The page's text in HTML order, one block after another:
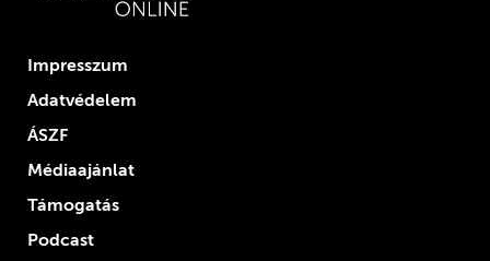
Impresszum
Adatvédelem
ÁSZF
Médiaajánlat
Támogatás
Podcast